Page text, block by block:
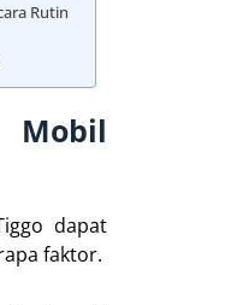
Rutin
Mobil
dapat
faktor.